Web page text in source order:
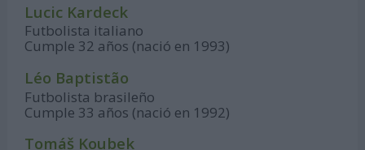
Lucic Kardeck
Futbolista italiano
Cumple 32 años (nació en 1993)
Léo Baptistão
Futbolista brasileño
Cumple 33 años (nació en 1992)
Tomáš Koubek